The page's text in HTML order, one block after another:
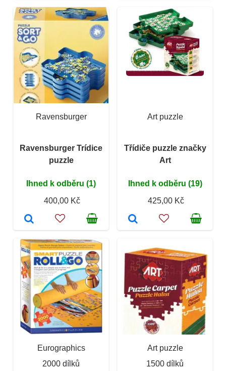
Ravensburger
Ravensburger Trídice
puzzle
Ihned k odběru (1)
400,00 Kč
Art puzzle
Třídiče puzzle značky
Art
Ihned k odběru (19)
425,00 Kč
Eurographics
2000 dílků
Art puzzle
1500 dílků